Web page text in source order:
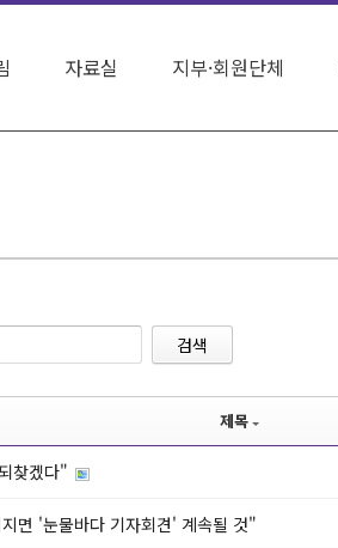
자료실 지부·회원단체
검색
제목
찾겠다"
면 '눈물바다 기자회견' 계속될 것"